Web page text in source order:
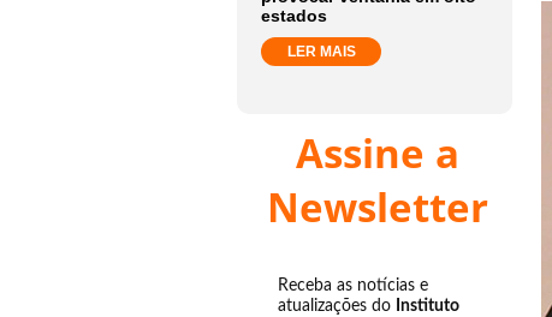
estados
LER MAIS
Assine a
Newsletter
Receba as notícias e
atualizações do Instituto